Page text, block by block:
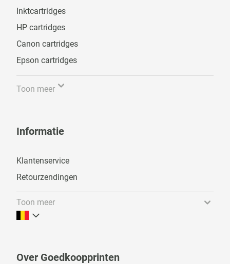
Inktcartridges
HP cartridges
Canon cartridges
Epson cartridges
Toon meer
Informatie
Klantenservice
Retourzendingen
Toon meer
Over Goedkoopprinten